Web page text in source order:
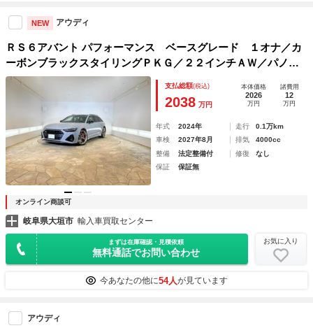
NEW アウディ
ＲＳ６アバント パフォーマンス ベースグレード １オナ／カ
ーボンブラックスタイリングＰＫＧ／２２インチＡＷ／パノラ
マＳ／Ｒ／カーボンインパネ／ダイナミカヘッドライト／ＲＳ
スポーツエキゾースト／ＢＡＮＧ＆ＯＬＵＦＳＥＮ／ＨＤマト
支払総額(税込)
2038 万円
本体価格
2026
万円
諸費用
12
万円
年式 2024年 走行
0.1万km
車検
2027年8月 排気
4000cc
整備
法定整備付 修復
なし
保証
保証無
オンライン商談可
岐阜県大垣市 輸入車買取センター
まずは在庫確認・見積依頼
無料通話でお問い合わせ
お気に入り
今あなたの他に54人が見ています
アウディ